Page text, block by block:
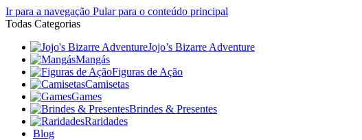
Ir para a navegação Pular para o conteúdo principal
Todas Categorias
Jojo’s Bizarre Adventure
Mangás
Figuras de Ação
Camisetas
Games
Brindes & Presentes
Raridades
Blog